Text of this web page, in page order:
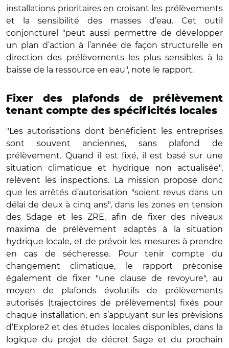
installations prioritaires en croisant les prélèvements
et la sensibilité des masses d’eau. Cet outil
conjoncturel "peut aussi permettre de développer
un plan d’action à l’année de façon structurelle en
direction des prélèvements les plus sensibles à la
baisse de la ressource en eau", note le rapport.
Fixer des plafonds de prélèvement
tenant compte des spécificités locales
"Les autorisations dont bénéficient les entreprises
sont souvent anciennes, sans plafond de
prélèvement. Quand il est fixé, il est basé sur une
situation climatique et hydrique non actualisée",
relèvent les inspections. La mission propose donc
que les arrêtés d’autorisation "soient revus dans un
délai de deux à cinq ans", dans les zones en tension
des Sdage et les ZRE, afin de fixer des niveaux
maxima de prélèvement adaptés à la situation
hydrique locale, et de prévoir les mesures à prendre
en cas de sécheresse. Pour tenir compte du
changement climatique, le rapport préconise
également de fixer "une clause de revoyure", au
moyen de plafonds évolutifs de prélèvements
autorisés (trajectoires de prélèvements) fixés pour
chaque installation, en s’appuyant sur les prévisions
d’Explore2 et des études locales disponibles, dans la
logique du projet de décret Sage et du prochain